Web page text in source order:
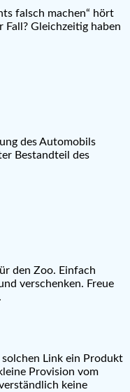
falsch machen“ hört
Gleichzeitig haben
des Automobils
Bestandteil des
den Zoo. Einfach
verschenken. Freue
Link ein Produkt
Provision vom
keine